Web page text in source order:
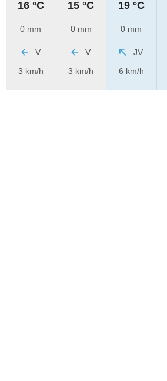
16 °C
0 mm
V
3 km/h
15 °C
0 mm
V
3 km/h
19 °C
0 mm
JV
6 km/h